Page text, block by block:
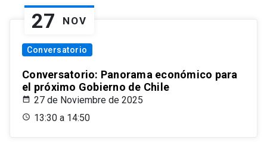
27 NOV
Conversatorio
Conversatorio: Panorama económico para
el próximo Gobierno de Chile
27 de Noviembre de 2025
13:30 a 14:50